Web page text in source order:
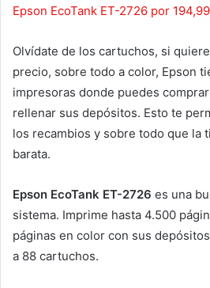
Epson EcoTank ET-2726 por
Olvídate de los cartuchos, si
precio, sobre todo a color, Epson
impresoras donde puedes
rellenar sus depósitos. Esto te
los recambios y sobre todo que la
barata.
Epson EcoTank ET-2726 es una
sistema. Imprime hasta 4.500
páginas en color con sus
a 88 cartuchos.